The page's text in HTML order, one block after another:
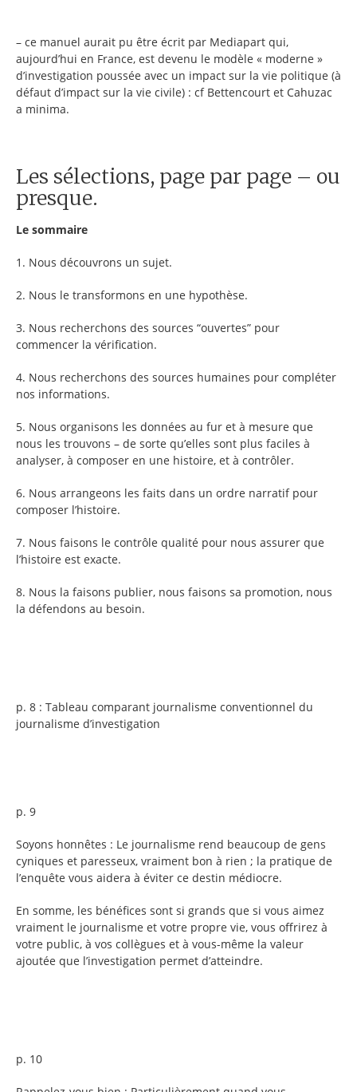
– ce manuel aurait pu être écrit par Mediapart qui,
aujourd’hui en France, est devenu le modèle « moderne »
d’investigation poussée avec un impact sur la vie politique (à
défaut d’impact sur la vie civile) : cf Bettencourt et Cahuzac
a minima.
Les sélections, page par page – ou
presque.
Le sommaire
1. Nous découvrons un sujet.
2. Nous le transformons en une hypothèse.
3. Nous recherchons des sources “ouvertes” pour
commencer la vérification.
4. Nous recherchons des sources humaines pour compléter
nos informations.
5. Nous organisons les données au fur et à mesure que
nous les trouvons – de sorte qu’elles sont plus faciles à
analyser, à composer en une histoire, et à contrôler.
6. Nous arrangeons les faits dans un ordre narratif pour
composer l’histoire.
7. Nous faisons le contrôle qualité pour nous assurer que
l’histoire est exacte.
8. Nous la faisons publier, nous faisons sa promotion, nous
la défendons au besoin.
p. 8 : Tableau comparant journalisme conventionnel du
journalisme d’investigation
p. 9
Soyons honnêtes : Le journalisme rend beaucoup de gens
cyniques et paresseux, vraiment bon à rien ; la pratique de
l’enquête vous aidera à éviter ce destin médiocre.
En somme, les bénéfices sont si grands que si vous aimez
vraiment le journalisme et votre propre vie, vous offrirez à
votre public, à vos collègues et à vous-même la valeur
ajoutée que l’investigation permet d’atteindre.
p. 10